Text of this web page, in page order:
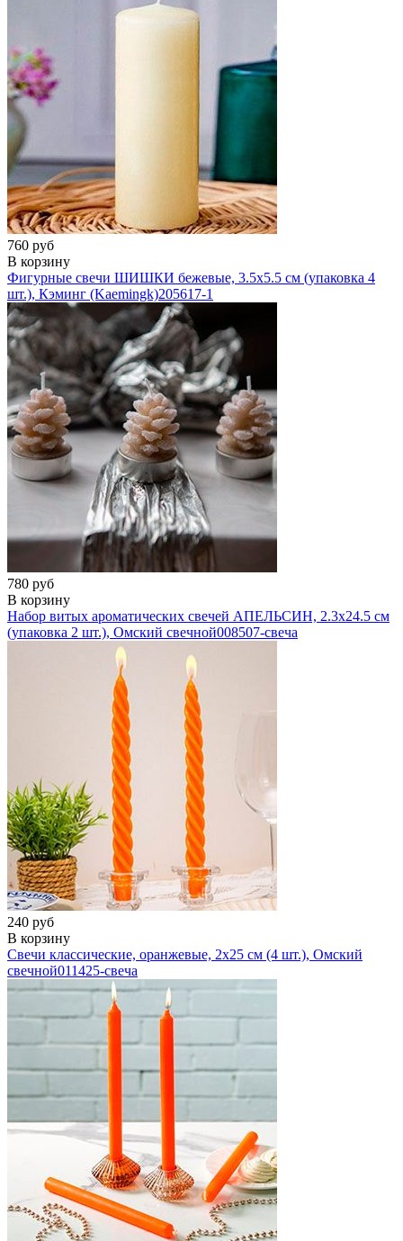
760 руб
В корзину
Фигурные свечи ШИШКИ бежевые, 3.5х5.5 см (упаковка 4
шт.), Кэминг (Kaemingk)205617-1
780 руб
В корзину
Набор витых ароматических свечей АПЕЛЬСИН, 2.3х24.5 см
(упаковка 2 шт.), Омский свечной008507-свеча
240 руб
В корзину
Свечи классические, оранжевые, 2х25 см (4 шт.), Омский
свечной011425-свеча